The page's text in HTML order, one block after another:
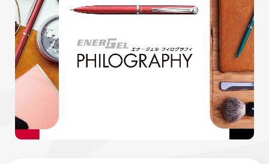
消し具
画材
その他
採用情報